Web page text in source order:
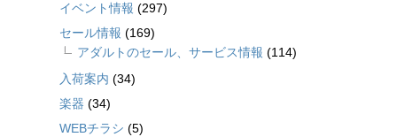
イベント情報 (297)
セール情報 (169)
アダルトのセール、サービス情報 (114)
入荷案内 (34)
楽器 (34)
WEBチラシ (5)